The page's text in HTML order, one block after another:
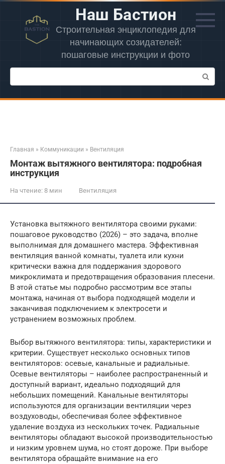
Перейти
контенту
Наш Бастион
Строительная энциклопедия для
начинающих созидателей:
пошаговые инструкции и фото
Поиск:
Главная » Коммуникации » Вентиляция
Монтаж вытяжного вентилятора: подробная
инструкция
На чтение: 8 мин Вентиляция
Установка вытяжного вентилятора своими руками:
пошаговое руководство (2026) – это задача, вполне
выполнимая для домашнего мастера. Эффективная
вентиляция ванной комнаты, туалета или кухни
критически важна для поддержания здорового
микроклимата и предотвращения образования плесени.
В этой статье мы подробно рассмотрим все этапы
монтажа, начиная от выбора подходящей модели и
заканчивая подключением к электросети и
устранением возможных проблем.
Выбор вытяжного вентилятора: типы, характеристики и
критерии. Существует несколько основных типов
вентиляторов: осевые, канальные и радиальные.
Осевые вентиляторы – наиболее распространенный и
доступный вариант, идеально подходящий для
небольших помещений. Канальные вентиляторы
используются для организации вентиляции через
воздуховоды, обеспечивая более эффективное
удаление воздуха из нескольких точек. Радиальные
вентиляторы обладают высокой производительностью
и низким уровнем шума, но стоят дороже. При выборе
вентилятора обращайте внимание на его